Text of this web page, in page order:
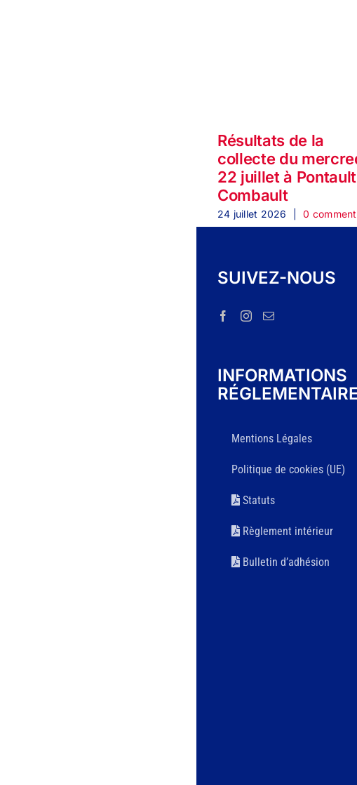
Résultats de la
collecte du
22 juillet à
Combault
24 juillet 2026 0
SUIVEZ-NOUS
INFORMATIONS
Mentions Légales
Politique de cookies (UE)
Statuts
Règlement intérieur
Bulletin d’adhésion